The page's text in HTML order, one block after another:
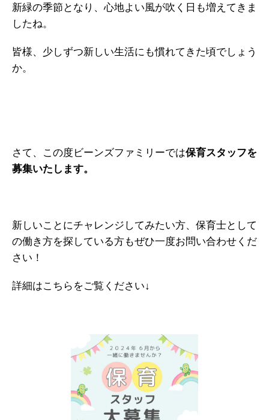
新緑の季節となり、心地よい風が吹く日も増えてきま
したね。
皆様、少しずつ新しい生活にも慣れてきた頃でしょう
か。
さて、この度ビーンズファミリーでは保育スタッフを
募集いたします。
新しいことにチャレンジしてみたい方、保育士として
の働き方を探している方もぜひ一度お問い合わせくだ
さい！
詳細はこちらをご覧ください↓